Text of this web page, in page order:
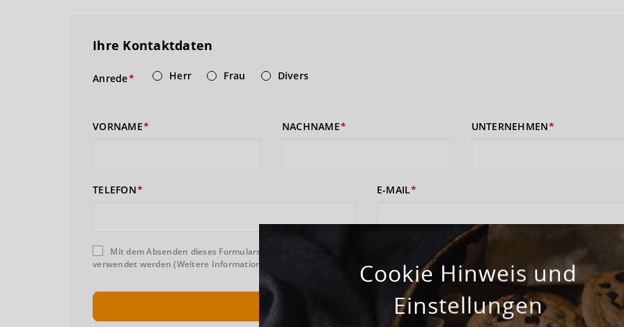
Ihre Kontaktdaten
Anrede Herr Frau Divers
VORNAME NACHNAME UNTERNEHMEN
TELEFON E-MAIL
Mit dem Absenden dieses Formulars erklären Sie sich damit einverstanden, dass Ihre Daten zur Bearbeitung Ihres Anliegens
verwendet werden (Weitere Informationen und Widerrufshinweise finden Sie in derDatenschutzerklärung und den AGB
Cookie Hinweis und
Einstellungen